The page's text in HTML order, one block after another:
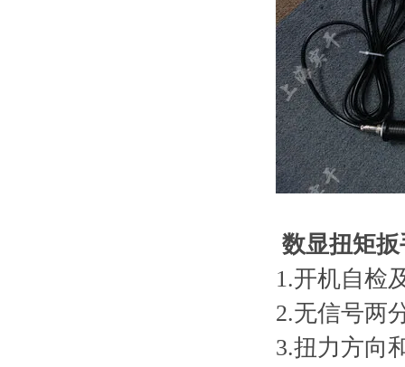
数显扭矩扳
1.开机自检
2.无信号两
3.扭力方向